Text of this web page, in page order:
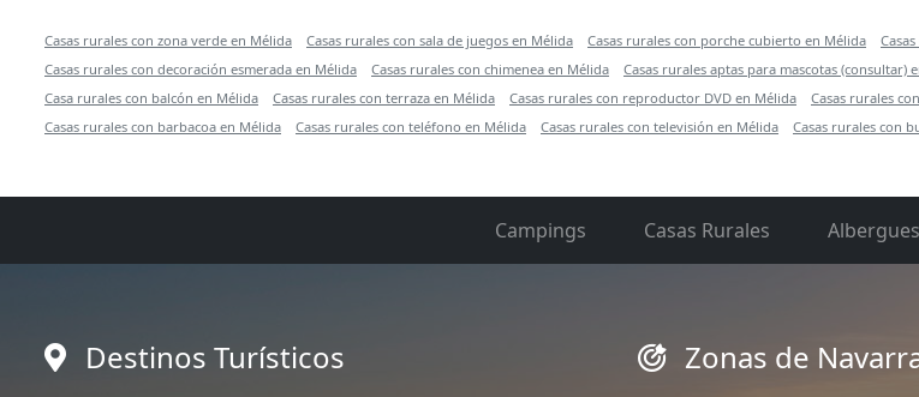
Casas rurales con zona verde en Mélida Casas rurales con sala de juegos en Mélida Casas rurales con porche cubierto en Mélida
Casas rurales con decoración esmerada en Mélida
Casas rurales con chimenea en Mélida Casas rurales aptas para mascotas (consultar)
Casa rurales con balcón en Mélida
Casas rurales con terraza en Mélida Casas rurales con reproductor DVD en Mélida Casas rurales
Casas rurales con barbacoa en Mélida
Casas rurales con teléfono en Mélida Casas rurales con televisión en Mélida Casas rurales con
Campings Casas Rurales Albergues
Destinos Turísticos Zonas de